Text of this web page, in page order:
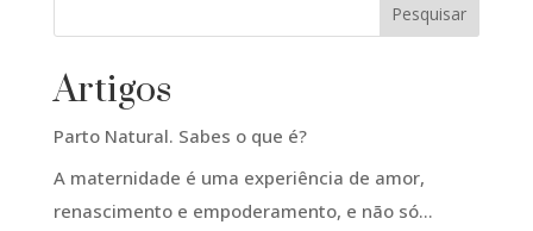
Pesquisar
Artigos
Parto Natural. Sabes o que é?
A maternidade é uma experiência de amor,
renascimento e empoderamento, e não só…